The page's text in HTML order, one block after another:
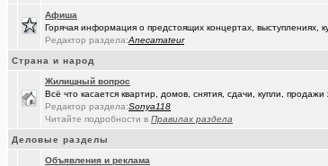
Здоровье - это решение личных проблем
Сериалы - лучшие по вашему мнению?
Осведомлённый источник сообщает...
Кто что ест или пьёт прямо сейчас?(Люля) +24427
А помните в Омске... (Silverto..) +2741
В ближайший месяц возможно произойдет то что затронет
Афиша
Горячая информация о предстоящих концертах, выступлениях,
Редактор раздела:Anecamateur
Страна и народ
Жилищный вопрос
Всё что касается квартир, домов, снятия, сдачи, купли,
Редактор раздела:Sonya118
Читайте подробности в Правилах раздела
Деловые разделы
Объявления и реклама